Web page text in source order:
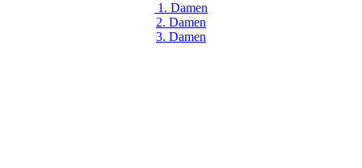
1. Damen
2. Damen
3. Damen